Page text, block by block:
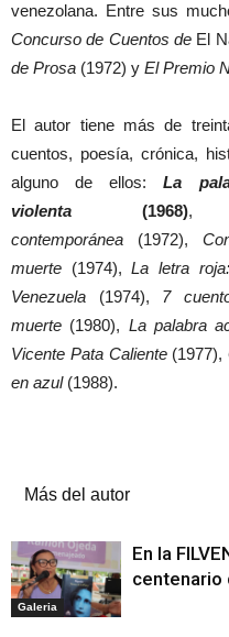
venezolana. Entre sus
Concurso de Cuentos de El
de Prosa (1972) y El Premio
El autor tiene más de
cuentos, poesía, crónica,
alguno de ellos:La
violenta (1968)
contemporánea (1972),
muerte (1974),La letra
Venezuela (1974), 7
muerte (1980), La palabra
Vicente Pata Caliente(1977),
en azul(1988).
Más del autor
Galeria
En la
centenario